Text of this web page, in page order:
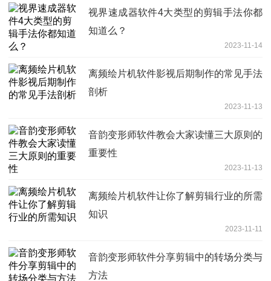
视界速成器软件4大类型的剪辑手法你都
知道么？
2023-11-14
离频绘片机软件影视后期制作的常见手法
剖析
2023-11-13
音韵变形师软件教会大家读懂三大原则的
重要性
2023-11-13
离频绘片机软件让你了解剪辑行业的所需
知识
2023-11-11
音韵变形师软件分享剪辑中的转场分类与
方法